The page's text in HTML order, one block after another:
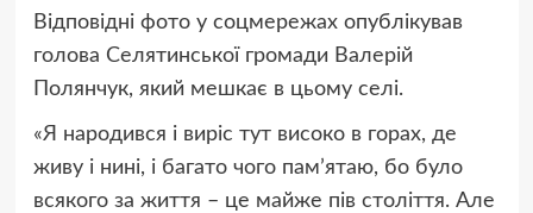
Відповідні фото у соцмережах опублікував
голова Селятинської громади Валерій
Полянчук, який мешкає в цьому селі.
«Я народився і виріс тут високо в горах, де
живу і нині, і багато чого памʼятаю, бо було
всякого за життя – це майже пів століття. Але